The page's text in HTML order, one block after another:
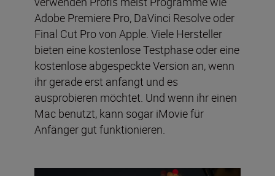
Adobe Premiere Pro, DaVinci Resolve oder
Final Cut Pro von Apple. Viele Hersteller
bieten eine kostenlose Testphase oder eine
kostenlose abgespeckte Version an, wenn
ihr gerade erst anfangt und es
ausprobieren möchtet. Und wenn ihr einen
Mac benutzt, kann sogar iMovie für
Anfänger gut funktionieren.